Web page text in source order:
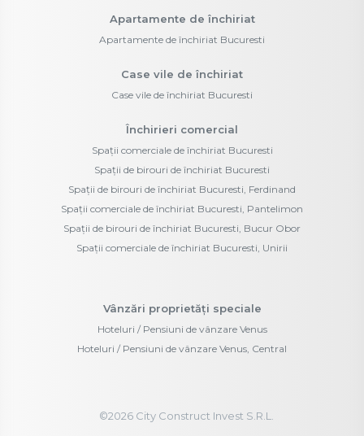
Apartamente de închiriat
Apartamente de închiriat Bucuresti
Case vile de închiriat
Case vile de închiriat Bucuresti
Închirieri comercial
Spații comerciale de închiriat Bucuresti
Spații de birouri de închiriat Bucuresti
Spații de birouri de închiriat Bucuresti, Ferdinand
Spații comerciale de închiriat Bucuresti, Pantelimon
Spații de birouri de închiriat Bucuresti, Bucur Obor
Spații comerciale de închiriat Bucuresti, Unirii
Vânzări proprietăți speciale
Hoteluri / Pensiuni de vânzare Venus
Hoteluri / Pensiuni de vânzare Venus, Central
©2026City Construct Invest S.R.L.